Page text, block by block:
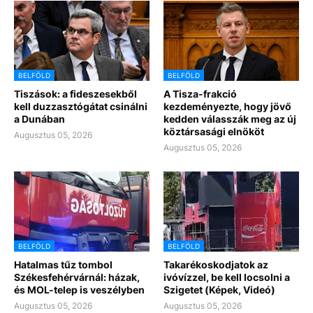
BELFÖLD
Tiszások: a fideszesekből
kell duzzasztógátat csinálni
a Dunában
Augusztus 05, 2026
BELFÖLD
A Tisza-frakció
kezdeményezte, hogy jövő
kedden válasszák meg az új
köztársasági elnököt
Augusztus 05, 2026
BELFÖLD
Hatalmas tűz tombol
Székesfehérvárnál: házak,
és MOL-telep is veszélyben
Augusztus 05, 2026
BELFÖLD
Takarékoskodjatok az
ivóvízzel, be kell locsolni a
Szigetet (Képek, Videó)
Augusztus 05, 2026